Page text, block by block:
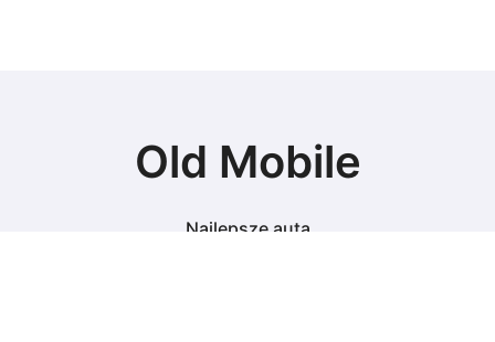
Old Mobile
Najlepsze auta